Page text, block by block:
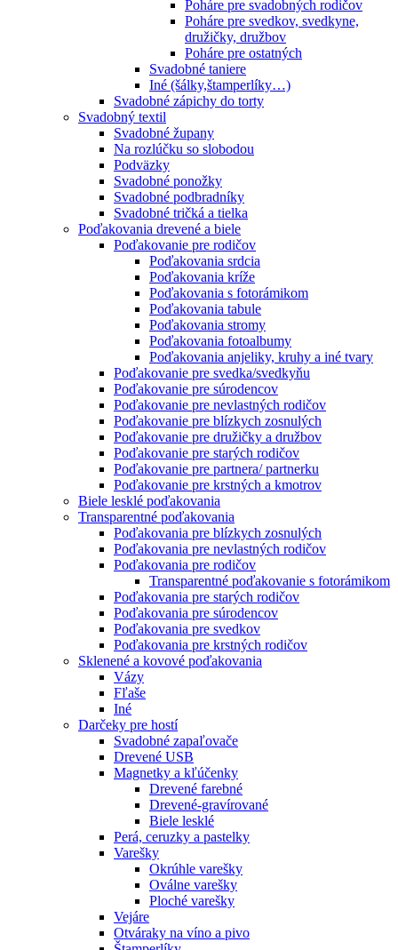
Poháre pre svadobných rodičov
Poháre pre svedkov, svedkyne,
družičky, družbov
Poháre pre ostatných
Svadobné taniere
Iné (šálky,štamperlíky…)
Svadobné zápichy do torty
Svadobný textil
Svadobné župany
Na rozlúčku so slobodou
Podväzky
Svadobné ponožky
Svadobné podbradníky
Svadobné tričká a tielka
Poďakovania drevené a biele
Poďakovanie pre rodičov
Poďakovania srdcia
Poďakovania kríže
Poďakovania s fotorámikom
Poďakovania tabule
Poďakovania stromy
Poďakovania fotoalbumy
Poďakovania anjeliky, kruhy a iné tvary
Poďakovanie pre svedka/svedkyňu
Poďakovanie pre súrodencov
Poďakovanie pre nevlastných rodičov
Poďakovanie pre blízkych zosnulých
Poďakovanie pre družičky a družbov
Poďakovanie pre starých rodičov
Poďakovanie pre partnera/ partnerku
Poďakovanie pre krstných a kmotrov
Biele lesklé poďakovania
Transparentné poďakovania
Poďakovania pre blízkych zosnulých
Poďakovania pre nevlastných rodičov
Poďakovania pre rodičov
Transparentné poďakovanie s fotorámikom
Poďakovania pre starých rodičov
Poďakovania pre súrodencov
Poďakovania pre svedkov
Poďakovania pre krstných rodičov
Sklenené a kovové poďakovania
Vázy
Fľaše
Iné
Darčeky pre hostí
Svadobné zapaľovače
Drevené USB
Magnetky a kľúčenky
Drevené farebné
Drevené-gravírované
Biele lesklé
Perá, ceruzky a pastelky
Varešky
Okrúhle varešky
Oválne varešky
Ploché varešky
Vejáre
Otváraky na víno a pivo